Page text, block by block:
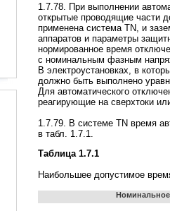
1.7.78. При выполнении
открытые проводящие части
применена система TN, и
аппаратов и параметры
нормированное время
с номинальным фазным
В электроустановках, в
должно быть выполнено
Для автоматического
реагирующие на сверхтоки
1.7.79. В системе TN время
в табл. 1.7.1.
Таблица 1.7.1
Наибольшее допустимое